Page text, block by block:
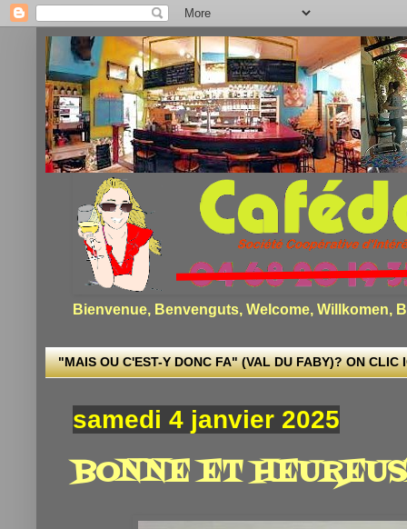
Bienvenue, Benvenguts, Welcome, Willkomen,
"MAIS OU C'EST-Y DONC FA" (VAL DU FABY)? ON CLIC
samedi 4 janvier 2025
BONNE ET